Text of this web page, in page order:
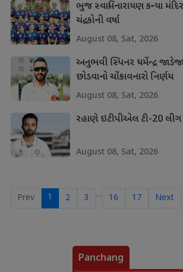
ભુજ સ્વામિનારાયણ કન્યા
ચંદ્રકોની વર્ષા
August 08, Sat, 2026
અનુભવી સ્પિનર ધર્મેન્દ્ર
છોડવાનો ચોંકાવનારો નિર્ણય
August 08, Sat, 2026
રહાણે ઇટીપીએલ ટી-20 લીગ
August 08, Sat, 2026
Prev 1 2 3 … 16 17 Next
Panchang